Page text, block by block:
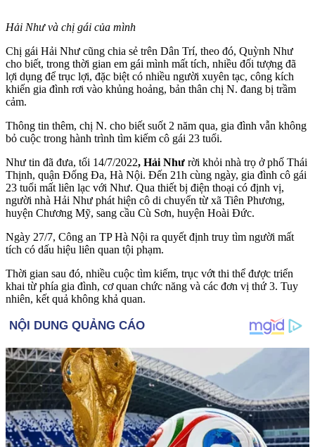
Hải Như và chị gái của mình
Chị gái Hải Như cũng chia sẻ trên Dân Trí, theo đó, Quỳnh Như
cho biết, trong thời gian em gái mình mất tích, nhiều đối tượng đã
lợi dụng để trục lợi, đặc biệt có nhiều người xuyên tạc, công kích
khiến gia đình rơi vào khủng hoảng, bản thân chị N. đang bị trầm
cảm.
Thông tin thêm, chị N. cho biết suốt 2 năm qua, gia đình vẫn không
bỏ cuộc trong hành trình tìm kiếm cô gái 23 tuổi.
Như tin đã đưa, tối 14/7/2022, Hải Như rời khỏi nhà trọ ở phố Thái
Thịnh, quận Đống Đa, Hà Nội. Đến 21h cùng ngày, gia đình cô gái
23 tuổi mất liên lạc với Như. Qua thiết bị điện thoại có định vị,
người nhà Hải Như phát hiện cô di chuyển từ xã Tiên Phương,
huyện Chương Mỹ, sang cầu Cù Sơn, huyện Hoài Đức.
Ngày 27/7, Công an TP Hà Nội ra quyết định truy tìm người mất
tích có dấu hiệu liên quan tội phạm.
Thời gian sau đó, nhiều cuộc tìm kiếm, trục vớt th‌i th‌ể được triển
khai từ phía gia đình, cơ quan chức năng và các đơn vị thứ 3. Tuy
nhiên, kết quả không khả quan.